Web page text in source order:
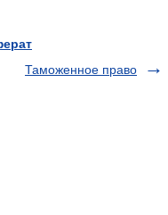
Таможенное право